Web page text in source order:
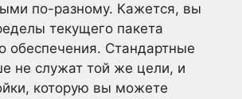
по-разному. Кажется, вы
текущего пакета
обеспечения. Стандартные
не служат той же цели, и
которую вы можете